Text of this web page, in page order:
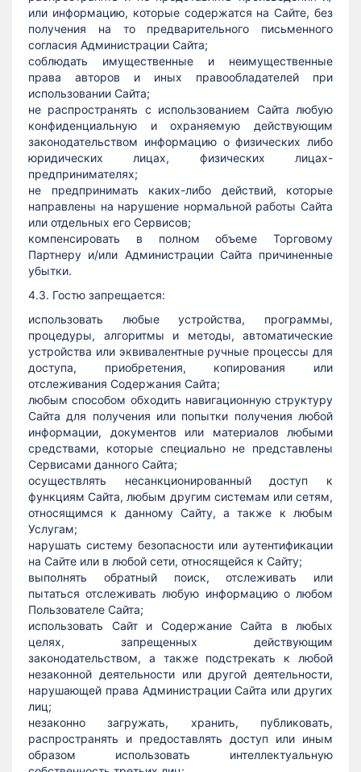
или информацию, которые содержатся на Сайте, без
получения на то предварительного письменного
согласия Администрации Сайта;
соблюдать имущественные и неимущественные
права авторов и иных правообладателей при
использовании Сайта;
не распространять с использованием Сайта любую
конфиденциальную и охраняемую действующим
законодательством информацию о физических либо
юридических лицах, физических лицах-
предпринимателях;
не предпринимать каких-либо действий, которые
направлены на нарушение нормальной работы Сайта
или отдельных его Сервисов;
компенсировать в полном объеме Торговому
Партнеру и/или Администрации Сайта причиненные
убытки.
4.3. Гостю запрещается:
использовать любые устройства, программы,
процедуры, алгоритмы и методы, автоматические
устройства или эквивалентные ручные процессы для
доступа, приобретения, копирования или
отслеживания Содержания Сайта;
любым способом обходить навигационную структуру
Сайта для получения или попытки получения любой
информации, документов или материалов любыми
средствами, которые специально не представлены
Сервисами данного Сайта;
осуществлять несанкционированный доступ к
функциям Сайта, любым другим системам или сетям,
относящимся к данному Сайту, а также к любым
Услугам;
нарушать систему безопасности или аутентификации
на Сайте или в любой сети, относящейся к Сайту;
выполнять обратный поиск, отслеживать или
пытаться отслеживать любую информацию о любом
Пользователе Сайта;
использовать Сайт и Содержание Сайта в любых
целях, запрещенных действующим
законодательством, а также подстрекать к любой
незаконной деятельности или другой деятельности,
нарушающей права Администрации Сайта или других
лиц;
незаконно загружать, хранить, публиковать,
распространять и предоставлять доступ или иным
образом использовать интеллектуальную